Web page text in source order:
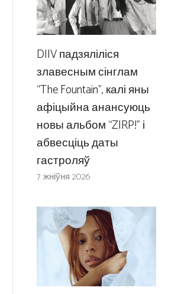
DIIV падзяліліся
злавесным сінглам
“The Fountain”, калі яны
афіцыйна анансуюць
новы альбом “ZIRP!” і
абвесціць даты
гастроляў
7 жніўня 2026